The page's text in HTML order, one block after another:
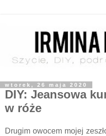
wtorek, 26 maja 2020
DIY: Jeansowa
w róże
Drugim owocem mojej